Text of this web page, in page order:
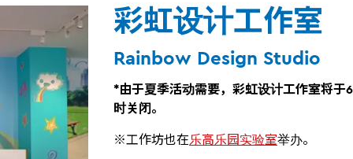
彩虹设计工作室
Rainbow Design Studio
*由于夏季活动需要，彩虹设计工作室将
时关闭。
※工作坊也在乐高乐园实验室举办。